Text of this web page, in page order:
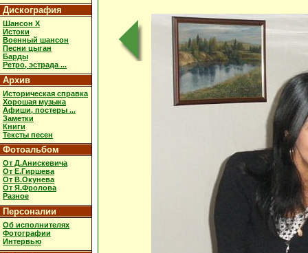
Дискография
Шансон X
Истоки
Военный шансон
Песни цыган
Барды
Ретро, эстрада ...
Архив
Историческая справка
Хорошая музыка
Афиши, постеры ...
Заметки
Книги
Тексты песен
Фотоальбом
От Д.Анискевича
От Е.Гиршева
От В.Окунева
От Я.Фролова
Разное
Персоналии
Об исполнителях
Фотографии
Интервью